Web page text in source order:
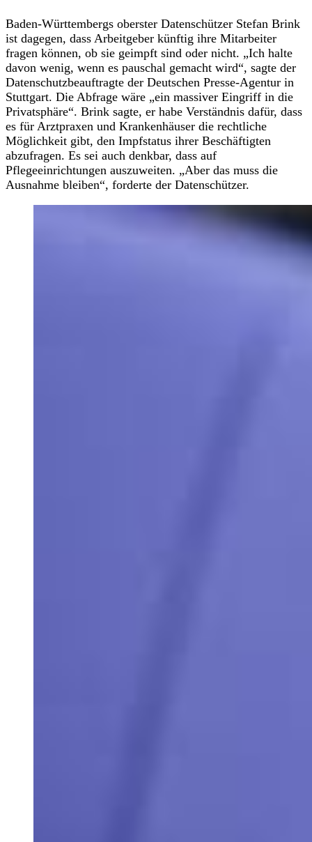
Baden-Württembergs oberster Datenschützer Stefan Brink
ist dagegen, dass Arbeitgeber künftig ihre Mitarbeiter
fragen können, ob sie geimpft sind oder nicht. „Ich halte
davon wenig, wenn es pauschal gemacht wird“, sagte der
Datenschutzbeauftragte der Deutschen Presse-Agentur in
Stuttgart. Die Abfrage wäre „ein massiver Eingriff in die
Privatsphäre“. Brink sagte, er habe Verständnis dafür, dass
es für Arztpraxen und Krankenhäuser die rechtliche
Möglichkeit gibt, den Impfstatus ihrer Beschäftigten
abzufragen. Es sei auch denkbar, dass auf
Pflegeeinrichtungen auszuweiten. „Aber das muss die
Ausnahme bleiben“, forderte der Datenschützer.